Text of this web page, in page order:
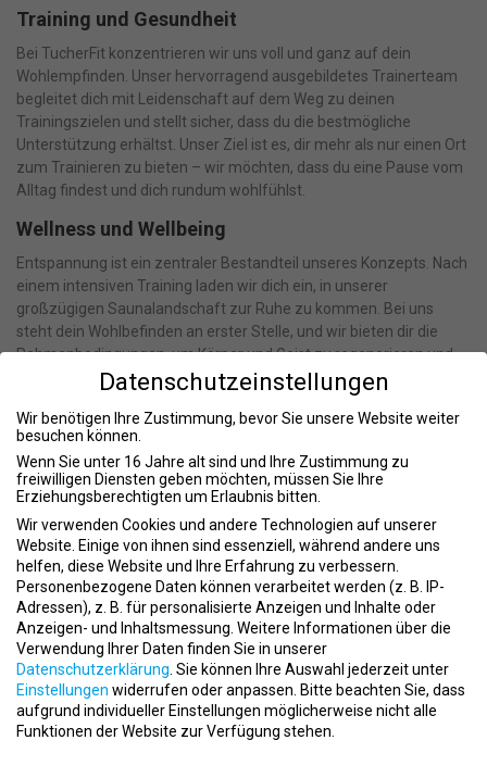
Training und Gesundheit
Bei TucherFit konzentrieren wir uns voll und ganz auf dein
Wohlempfinden. Unser hervorragend ausgebildetes Trainerteam
begleitet dich mit Leidenschaft auf dem Weg zu deinen
Trainingszielen und stellt sicher, dass du die bestmögliche
Unterstützung erhältst. Unser Ziel ist es, dir mehr als nur einen Ort
zum Trainieren zu bieten – wir möchten, dass du eine Pause vom
Alltag findest und dich rundum wohlfühlst.
Wellness und Wellbeing
Entspannung ist ein zentraler Bestandteil unseres Konzepts. Nach
einem intensiven Training laden wir dich ein, in unserer
großzügigen Saunalandschaft zur Ruhe zu kommen. Bei uns
steht dein Wohlbefinden an erster Stelle, und wir bieten dir die
Rahmenbedingungen, um Körper und Geist zu regenerieren und
Dr. Lorenz Tucher’sche Stiftung
Stiftung, die 1503 gegründet wurde und zu den
traditionsreichsten Familienstiftungen Deutschlands gehört. Die
Stiftung setzt sich über die Jahrhunderte hinweg für die
Bewahrung und umsichtige Weiterentwicklung ausgesuchter
Liegenschaften und Kulturbestände ein – immer mit Blick auf die
Menschen in Nürnberg und der Region.
Historie
Die Dr. Lorenz Tucher’sche Stiftung blickt auf eine über 500-jährige
Geschichte zurück. Seit der Gründung im Jahr 1503 steht die
Stiftung für Beständigkeit und Engagement in der Region
Nürnberg.
Datenschutzeinstellungen
Wir benötigen Ihre Zustimmung, bevor Sie unsere Website weiter
besuchen können.
Wenn Sie unter 16 Jahre alt sind und Ihre Zustimmung zu
freiwilligen Diensten geben möchten, müssen Sie Ihre
Erziehungsberechtigten um Erlaubnis bitten.
Wir verwenden Cookies und andere Technologien auf unserer
Website. Einige von ihnen sind essenziell, während andere uns
helfen, diese Website und Ihre Erfahrung zu verbessern.
Personenbezogene Daten können verarbeitet werden (z. B. IP-
Adressen), z. B. für personalisierte Anzeigen und Inhalte oder
Anzeigen- und Inhaltsmessung. Weitere Informationen über die
Verwendung Ihrer Daten finden Sie in unserer
Datenschutzerklärung Sie können Ihre Auswahl jederzeit unter
Einstellungen widerrufen oder anpassen. Bitte beachten Sie, dass
aufgrund individueller Einstellungen möglicherweise nicht alle
Funktionen der Website zur Verfügung stehen.